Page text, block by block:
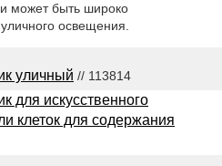
может быть широко
освещения.
уличный // 113814
для искусственного
клеток для содержания